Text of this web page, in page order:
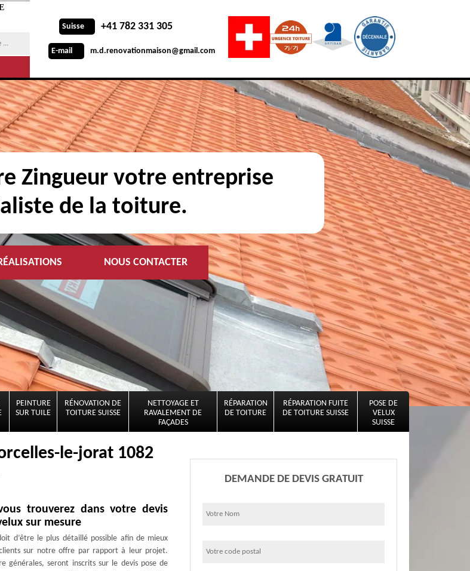
Suisse +41 782 331 305
E-mail m.d.renovationmaison@gmail.com
Zingueur votre entreprise
de la toiture.
NOUS CONTACTER
PEINTURE
SUR TUILE
RÉNOVATION DE
TOITURE SUISSE
NETTOYAGE ET
RAVALEMENT DE
FAÇADES
RÉPARATION
DE TOITURE
RÉPARATION FUITE
DE TOITURE SUISSE
POSE DE
VELUX
SUISSE
le-jorat 1082
trouverez dans votre devis
sur mesure
d’être le plus détaillé possible afin de mieux
sur notre offre par rapport à leur projet.
générales, seront inscrits sur le devis pose de
DEMANDE DE DEVIS GRATUIT